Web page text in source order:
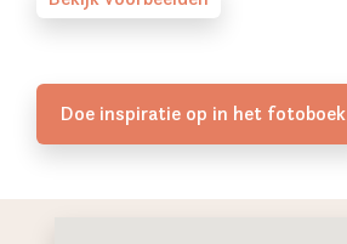
Doe inspiratie op in het fotoboek